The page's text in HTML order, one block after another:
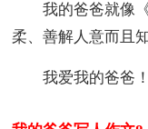
我的爸爸就像《
柔、善解人意而且
我爱我的爸爸！